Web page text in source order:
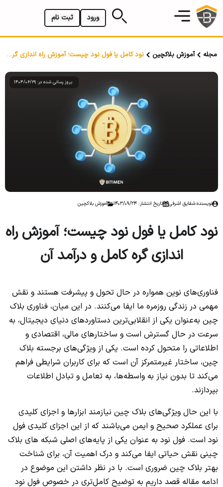
ثبت نام ورود
مجله آموزش بلاکچین نود کامل یا فول نود چیست؛ آموزش راه اندازی گره کامل و درآمد آن
بروز رسانی شده در: 1404/06/29
نویسنده:شقایق اشرفی تاریخ انتشار: 1403/09/24 آموزش بلاکچین
نود کامل یا فول نود چیست؛ آموزش راه
اندازی گره کامل و درآمد آن
فناوری‌های نوین همواره در حال تحول و پیشرفت هستند و نقش
مهمی در زندگی روزمره ما ایفا می‌کنند. در این میان، فناوری بلاک
چین به‌عنوان یکی از انقلابی‌ترین دستاوردهای دنیای دیجیتال، به
سرعت در حال گسترش است و ساختارهای مالی، اقتصادی و
اطلاعاتی را متحول کرده است. یکی از ویژگی‌های برجسته بلاک
چین، ساختار غیرمتمرکز آن است که برای کاربران شرایطی فراهم
می‌کند تا بدون نیاز به واسطه‌ها، به تعامل و تبادل اطلاعات
بپردازند.
با این حال ویژگی‌های بلاک چین نیازمند ابزارها و اجزای کلیدی
برای عملکرد صحیح و ایمن می‌باشند که از این اجزای کلیدی فول
نود است. فول نود به عنوان یکی از پایه‌های اصلی شبکه های بلاک
چینی نقش حیاتی ایفا می‌کند و درک اهمیت آن، برای شناخت
بهتر بلاک چین ضروری است. با در نظر داشتن این موضوع در
ادامه مقاله قصد داریم به توضیح کامل‌تری در خصوص فول نود